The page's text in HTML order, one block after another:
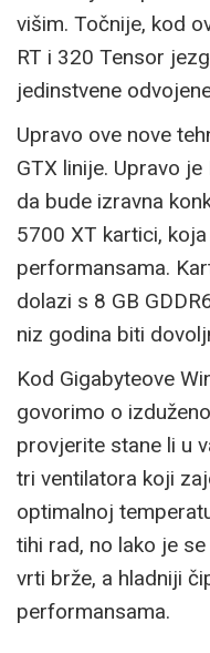
višim. Točnije, kod
RT i 320 Tensor
jedinstvene
Upravo ove nove
GTX linije. Upravo
da bude izravna
5700 XT kartici,
performansama.
dolazi s 8 GB
niz godina biti
Kod Gigabyteove
govorimo o
provjerite stane li u
tri ventilatora koji
optimalnoj
tihi rad, no lako je
vrti brže, a hladniji
performansama.